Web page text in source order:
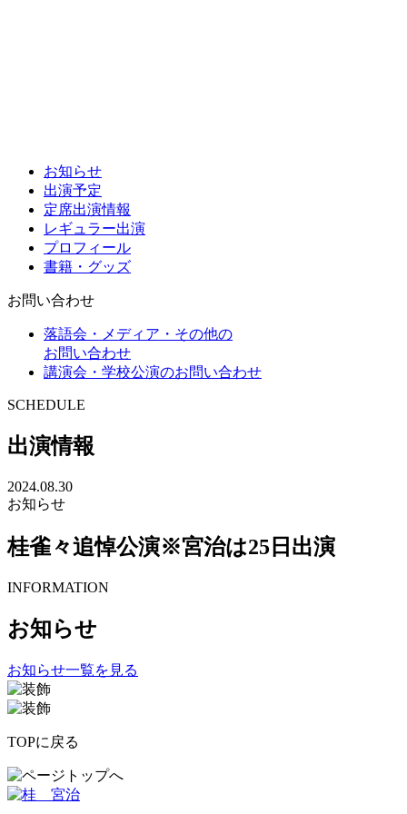
お知らせ
出演予定
定席出演情報
レギュラー出演
プロフィール
書籍・グッズ
お問い合わせ
落語会・メディア・その他の
お問い合わせ
講演会・学校公演のお問い合わせ
SCHEDULE
出演情報
2024.08.30
お知らせ
桂雀々追悼公演※宮治は25日出演
INFORMATION
お知らせ
お知らせ一覧を見る
TOPに戻る